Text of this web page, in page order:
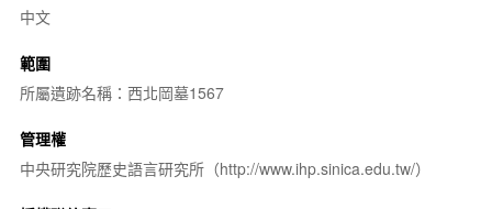
中文
範圍
所屬遺跡名稱：西北岡墓1567
管理權
中央研究院歷史語言研究所（http://www.ihp.sinica.edu.tw/）